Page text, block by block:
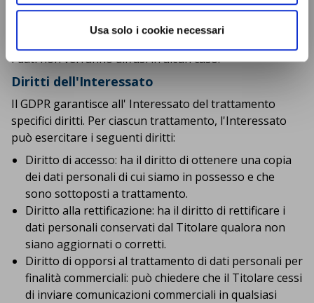
Usa solo i cookie necessari
disponibile presso la sede del Titolare.
Diffusione dei dati
I dati non verranno diffusi in alcun caso.
Diritti dell'Interessato
Il GDPR garantisce all' Interessato del trattamento
specifici diritti. Per ciascun trattamento, l'Interessato
può esercitare i seguenti diritti:
Diritto di accesso: ha il diritto di ottenere una copia
dei dati personali di cui siamo in possesso e che
sono sottoposti a trattamento.
Diritto alla rettificazione: ha il diritto di rettificare i
dati personali conservati dal Titolare qualora non
siano aggiornati o corretti.
Diritto di opporsi al trattamento di dati personali per
finalità commerciali: può chiedere che il Titolare cessi
di inviare comunicazioni commerciali in qualsiasi